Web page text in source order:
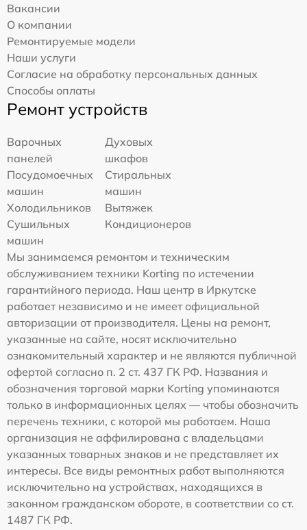
Вакансии
О компании
Ремонтируемые модели
Наши услуги
Согласие на обработку персональных данных
Способы оплаты
Ремонт устройств
Варочных
панелей
Духовых
шкафов
Посудомоечных
машин
Стиральных
машин
Холодильников
Вытяжек
Сушильных
машин
Кондиционеров
Мы занимаемся ремонтом и техническим
обслуживанием техники Korting по истечении
гарантийного периода. Наш центр в Иркутске
работает независимо и не имеет официальной
авторизации от производителя. Цены на ремонт,
указанные на сайте, носят исключительно
ознакомительный характер и не являются публичной
офертой согласно п. 2 ст. 437 ГК РФ. Названия и
обозначения торговой марки Korting упоминаются
только в информационных целях — чтобы обозначить
перечень техники, с которой мы работаем. Наша
организация не аффилирована с владельцами
указанных товарных знаков и не представляет их
интересы. Все виды ремонтных работ выполняются
исключительно на устройствах, находящихся в
законном гражданском обороте, в соответствии со ст.
1487 ГК РФ.